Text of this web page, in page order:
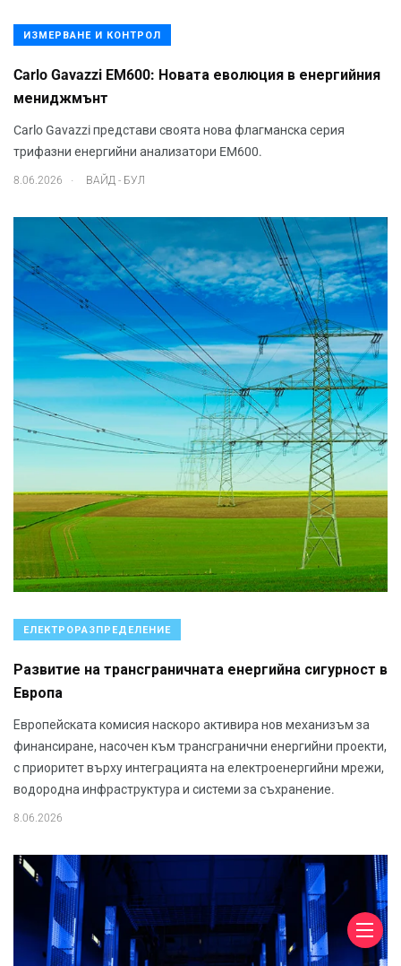
ИЗМЕРВАНЕ И КОНТРОЛ
Carlo Gavazzi EM600: Новата еволюция в енергийния
мениджмънт
Carlo Gavazzi представи своята нова флагманска серия
трифазни енергийни анализатори EM600.
8.06.2026 . ВАЙД - БУЛ
ЕЛЕКТРОРАЗПРЕДЕЛЕНИЕ
Развитие на трансграничната енергийна сигурност в
Европа
Европейската комисия наскоро активира нов механизъм за
финансиране, насочен към трансгранични енергийни проекти,
с приоритет върху интеграцията на електроенергийни мрежи,
водородна инфраструктура и системи за съхранение.
8.06.2026